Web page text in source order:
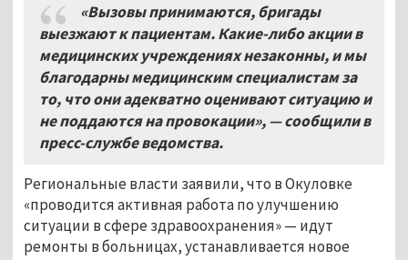
«Вызовы принимаются, бригады
выезжают к пациентам. Какие-либо акции в
медицинских учреждениях незаконны, и мы
благодарны медицинским специалистам за
то, что они адекватно оценивают ситуацию и
не поддаются на провокации», — сообщили в
пресс-службе ведомства.
Региональные власти заявили, что в Окуловке
«проводится активная работа по улучшению
ситуации в сфере здравоохранения» — идут
ремонты в больницах, устанавливается новое